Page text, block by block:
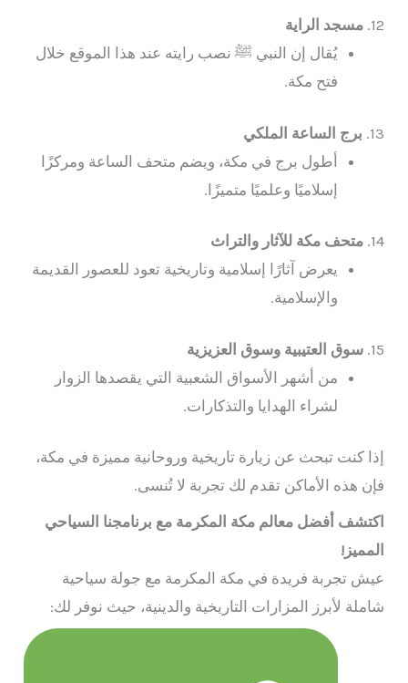
12. مسجد الراية
يُقال إن النبي ﷺ نصب رايته عند هذا الموقع خلال
فتح مكة.
13. برج الساعة الملكي
أطول برج في مكة، ويضم متحف الساعة ومركزًا
إسلاميًا وعلميًا متميزًا.
14. متحف مكة للآثار والتراث
يعرض آثارًا إسلامية وتاريخية تعود للعصور القديمة
والإسلامية.
15. سوق العتيبية وسوق العزيزية
من أشهر الأسواق الشعبية التي يقصدها الزوار
لشراء الهدايا والتذكارات.
إذا كنت تبحث عن زيارة تاريخية وروحانية مميزة في مكة،
فإن هذه الأماكن تقدم لك تجربة لا تُنسى.
اكتشف أفضل معالم مكة المكرمة مع برنامجنا السياحي
المميز!
عيش تجربة فريدة في مكة المكرمة مع جولة سياحية
شاملة لأبرز المزارات التاريخية والدينية، حيث نوفر لك: